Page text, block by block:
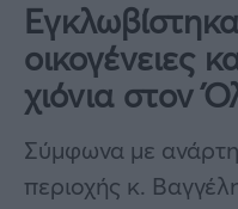
οικογένειες
χιόνια στον
Σύμφωνα με
περιοχής κ.